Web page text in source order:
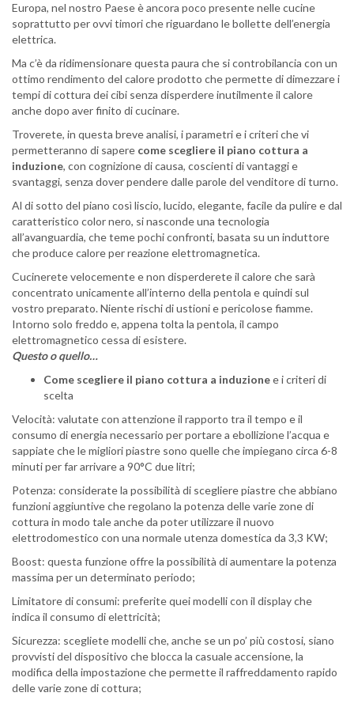
Europa, nel nostro Paese è ancora poco presente nelle cucine
soprattutto per ovvi timori che riguardano le bollette dell’energia
elettrica.
Ma c’è da ridimensionare questa paura che si controbilancia con un
ottimo rendimento del calore prodotto che permette di dimezzare i
tempi di cottura dei cibi senza disperdere inutilmente il calore
anche dopo aver finito di cucinare.
Troverete, in questa breve analisi, i parametri e i criteri che vi
permetteranno di sapere come scegliere il piano cottura a
induzione, con cognizione di causa, coscienti di vantaggi e
svantaggi, senza dover pendere dalle parole del venditore di turno.
Al di sotto del piano così liscio, lucido, elegante, facile da pulire e dal
caratteristico color nero, si nasconde una tecnologia
all’avanguardia, che teme pochi confronti, basata su un induttore
che produce calore per reazione elettromagnetica.
Cucinerete velocemente e non disperderete il calore che sarà
concentrato unicamente all’interno della pentola e quindi sul
vostro preparato. Niente rischi di ustioni e pericolose fiamme.
Intorno solo freddo e, appena tolta la pentola, il campo
elettromagnetico cessa di esistere.
Questo o quello…
Come scegliere il piano cottura a induzionee i criteri di
scelta
Velocità: valutate con attenzione il rapporto tra il tempo e il
consumo di energia necessario per portare a ebollizione l’acqua e
sappiate che le migliori piastre sono quelle che impiegano circa 6-8
minuti per far arrivare a 90°C due litri;
Potenza: considerate la possibilità di scegliere piastre che abbiano
funzioni aggiuntive che regolano la potenza delle varie zone di
cottura in modo tale anche da poter utilizzare il nuovo
elettrodomestico con una normale utenza domestica da 3,3 KW;
Boost: questa funzione offre la possibilità di aumentare la potenza
massima per un determinato periodo;
Limitatore di consumi: preferite quei modelli con il display che
indica il consumo di elettricità;
Sicurezza: scegliete modelli che, anche se un po’ più costosi, siano
provvisti del dispositivo che blocca la casuale accensione, la
modifica della impostazione che permette il raffreddamento rapido
delle varie zone di cottura;